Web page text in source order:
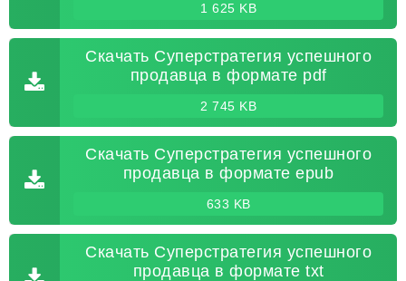
1 625 KB
Скачать Суперстратегия успешного
продавца в формате pdf
2 745 KB
Скачать Суперстратегия успешного
продавца в формате epub
633 KB
Скачать Суперстратегия успешного
продавца в формате txt